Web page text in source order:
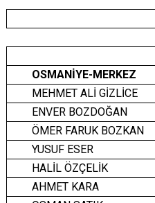
OSMANİYE-MERKEZ
MEHMET ALİ GİZLİCE
ENVER BOZDOĞAN
ÖMER FARUK BOZKAN
YUSUF ESER
HALİL ÖZÇELİK
AHMET KARA